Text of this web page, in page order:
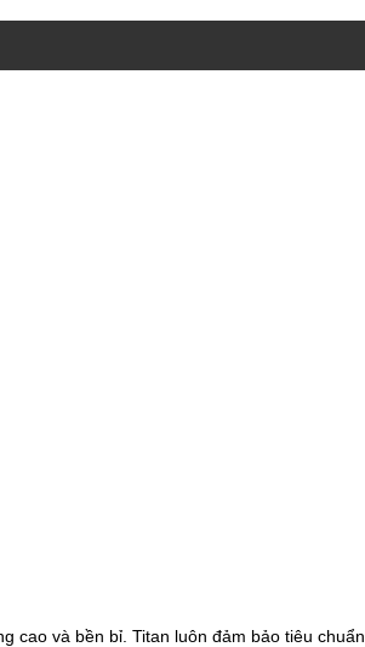
cao và bền bỉ. Titan luôn đảm bảo tiêu chuẩn